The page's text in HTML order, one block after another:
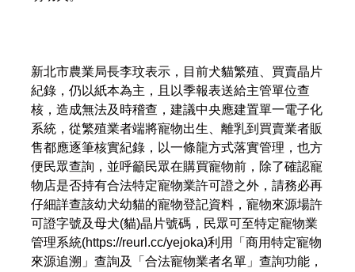
新北市農業局長李玟表示，目前犬貓繁殖、買賣晶片
紀錄，仍以紙本為主，且以季報表送給主管單位查
核，造成無法及時稽查，建議中央應建置單一電子化
系統，從繁殖業者端將寵物出生、離乳到買賣業者販
售都應逐筆核實紀錄，以一條龍方式落實管理，也方
便民眾查詢，並呼籲民眾在購買寵物前，除了確認寵
物店是否持有合法特定寵物業許可證之外，請務必再
仔細詳查該幼犬幼貓的寵物登記資料，寵物來源場許
可證字號及母犬(貓)晶片號碼，民眾可至特定寵物業
管理系統(https://reurl.cc/yejoka)利用「商用特定寵物
來源追溯」查詢及「合法寵物業者名單」查詢功能，